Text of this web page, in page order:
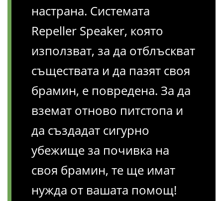
настрана. Системата
Repeller Speaker, която
използват, за да отблъскват
съществата и да пазят своя
брамин, е повредена. За да
вземат отново питстопа и
да създадат сигурно
убежище за почивка на
своя брамин, те ще имат
нужда от вашата помощ!